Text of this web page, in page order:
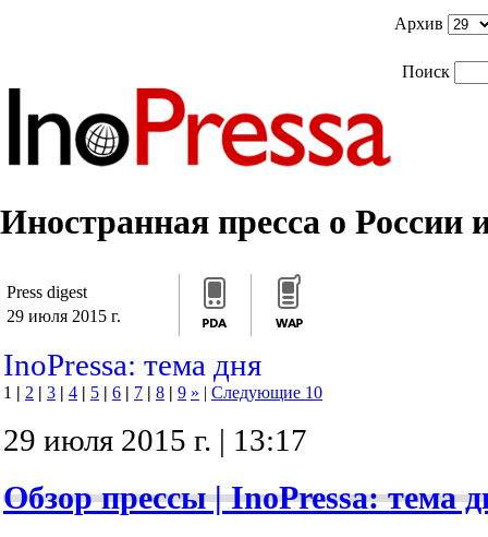
Архив
Поиск
Иностранная пресса о России
Press digest
29 июля 2015 г.
InoPressa: тема дня
1 | 2 | 3 | 4 | 5 | 6 | 7 | 8 | 9 » | Следующие 10
29 июля 2015 г. | 13:17
Обзор прессы | InoPressa: тема